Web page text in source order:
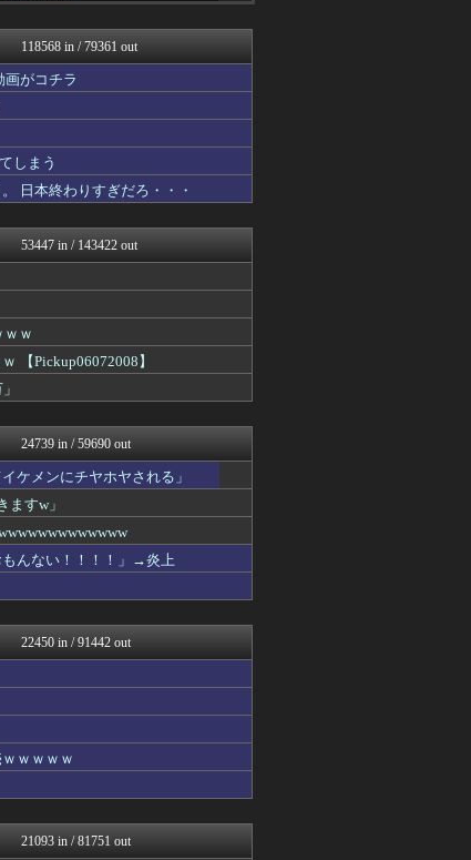
NEWSまとめもりー｜2c...
ゴールデンタイムズ
おーるじゃんる
ぶる速-VIP
いたしん！
ウマ娘まとめ速報うまろぐ
アルファルファモザイク＠ネ...
ラビット速報
アイドル・女子アナ★吟じま...
コンテンツ・声優 | ラブ...
アナきゃぷ速報
韓国ニュース反応まとめ
国難にあってもの申す！！
アルファルファモザイク＠ネ...
VIPワイドガイド
理想ちゃんねる
がーるずレポート - ガー...
U-1 NEWS.
WorldFootball...
バズッター速報
がーるずレポート - ガー...
芸能人の気になる噂
芸能人の気になる噂
まとめCUP
まとめ芸能＠美女画像まとめ...
げぇ速
不思議.net - 5ch...
子育てちゃんねる
がーるずレポート - ガー...
118568 in / 79361 out
がコチラ
しまう
日本終わりすぎだろ・・・
53447 in / 143422 out
ｗ
【Pickup06072008】
24739 in / 59690 out
ケメンにチヤホヤされる」
すw」
もんない！！！！」→炎上
22450 in / 91442 out
ｗｗｗｗ
21093 in / 81751 out